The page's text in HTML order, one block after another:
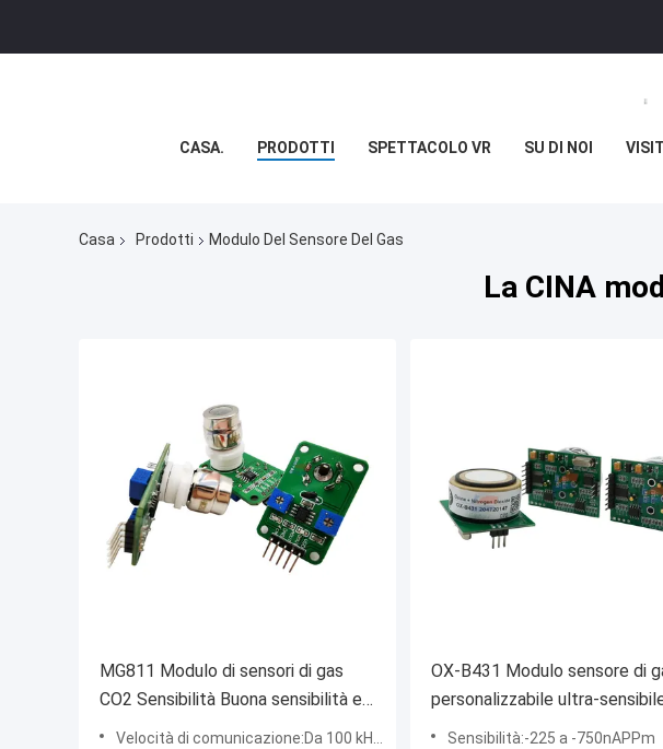
CASA. PRODOTTI SPETTACOLO VR SU DI NOI
Casa Prodotti Modulo Del Sensore Del Gas
La CINA
MG811 Modulo di sensori di gas
CO2 Sensibilità Buona sensibilità e
selettività al CO2
Velocità di comunicazione:Da 100 kHz a 3,4 MHz
OX-B431 Modulo sensore di
personalizzabile ultra-
un accurato rilevamento dei
Sensibilità:-225 a -750nAPPm